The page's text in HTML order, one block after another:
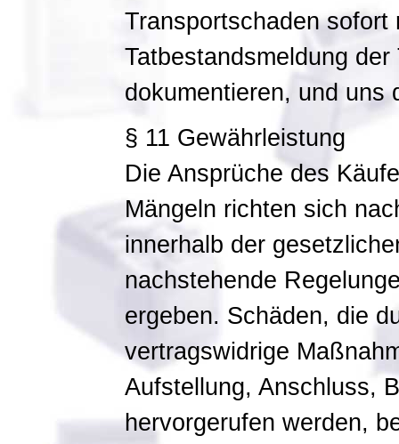
Transportschaden sofort
Tatbestandsmeldung
dokumentieren, und uns
§ 11 Gewährleistung
Die Ansprüche des
Mängeln richten sich
innerhalb der
nachstehende
ergeben. Schäden, die
vertragswidrige
Aufstellung, Anschluss,
hervorgerufen werden,